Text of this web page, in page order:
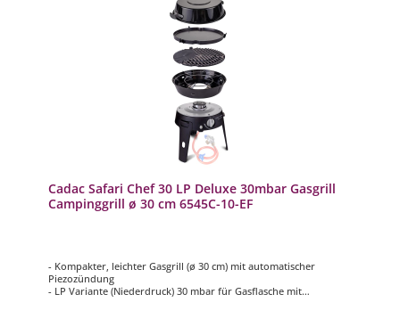
Cadac Safari Chef 30 LP Deluxe 30mbar Gasgrill
Campinggrill ø 30 cm 6545C-10-EF
- Kompakter, leichter Gasgrill (ø 30 cm) mit automatischer
Piezozündung
- LP Variante (Niederdruck) 30 mbar für Gasflasche mit